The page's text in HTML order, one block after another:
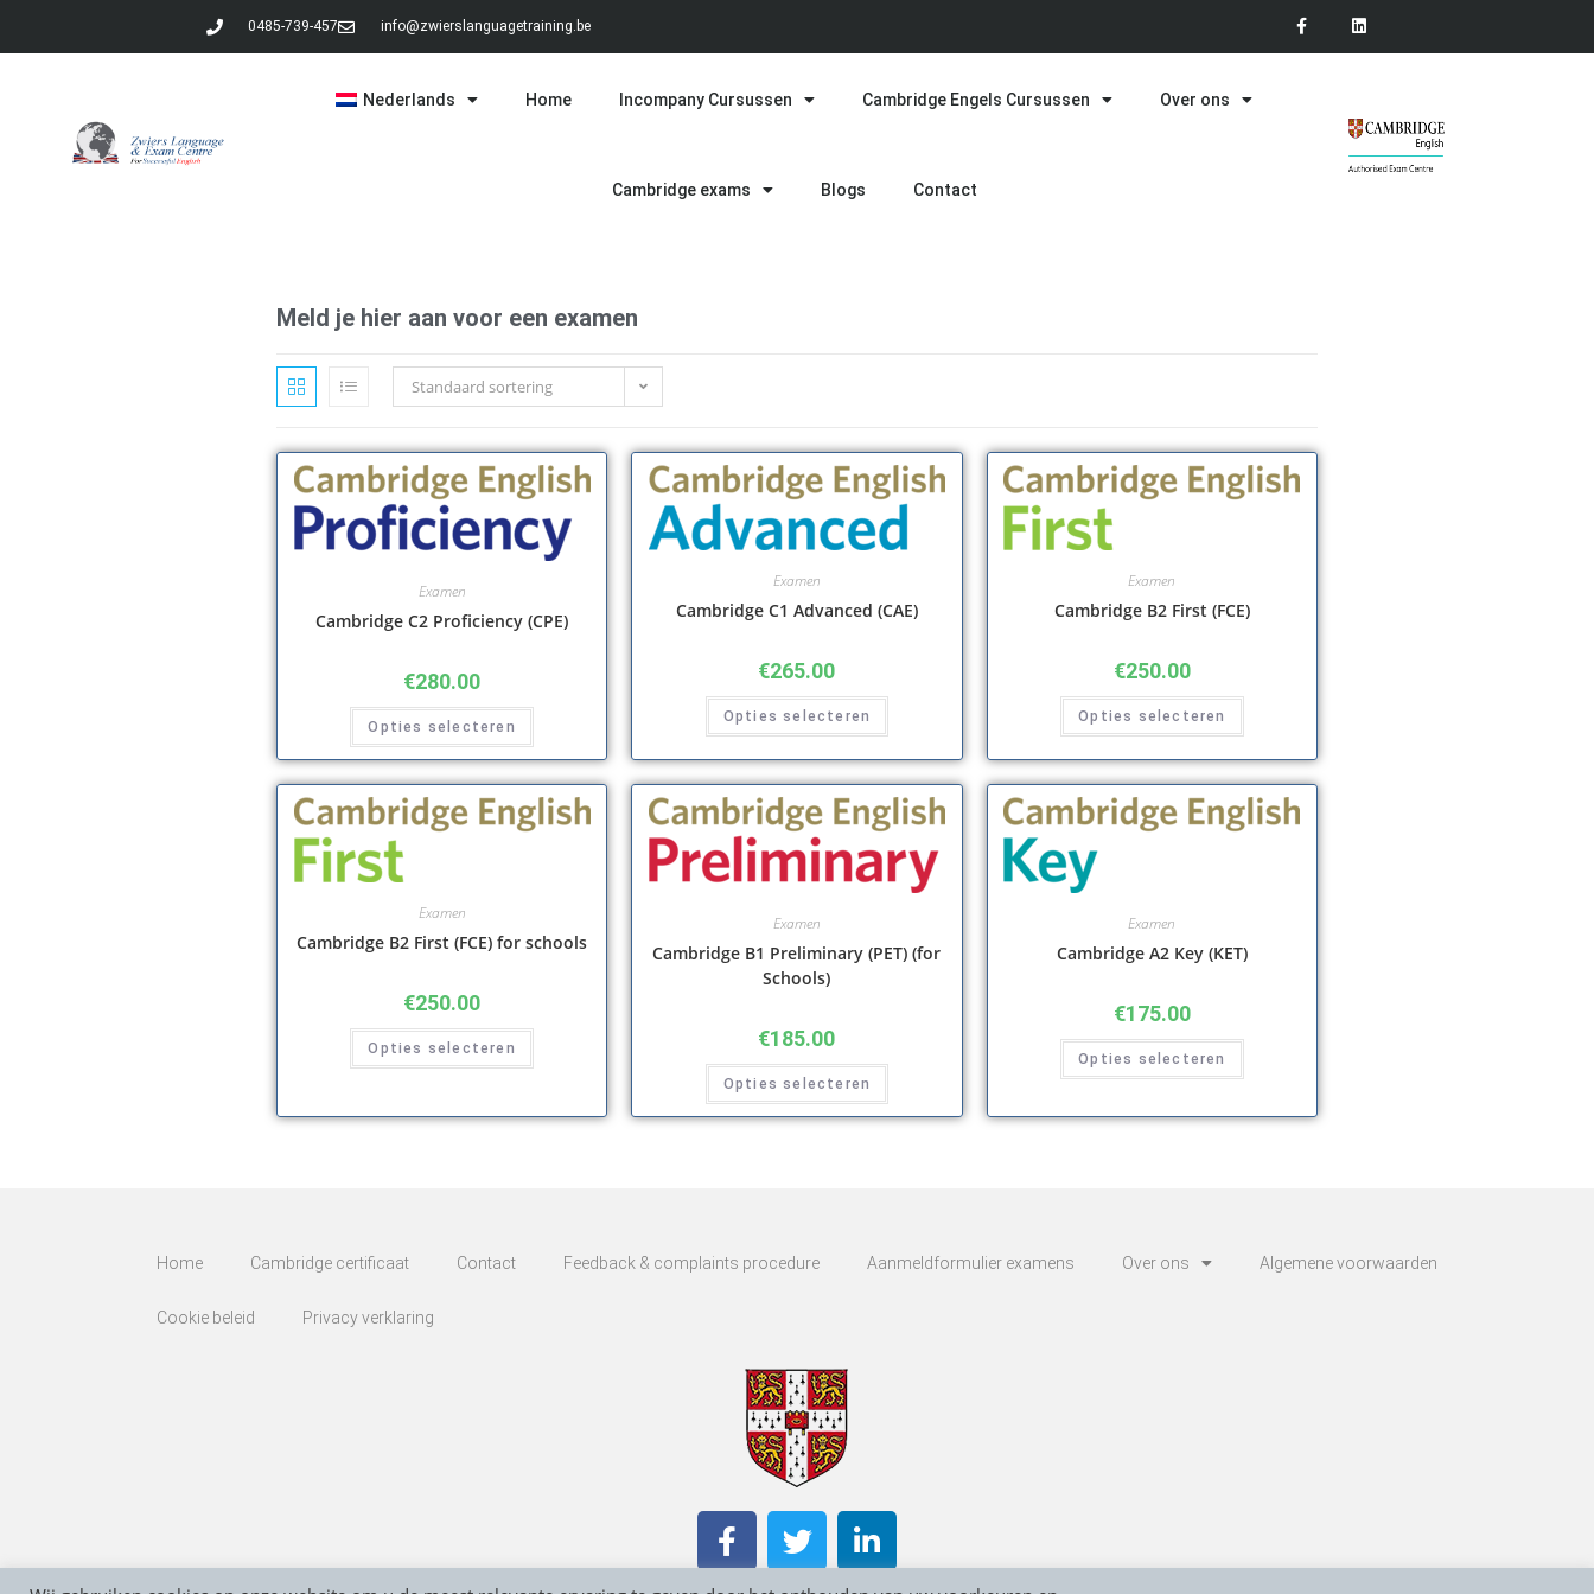
0485-739-457 info@zwierslanguagetraining.be
Nederlands Home Incompany Cursussen Cambridge Engels Cursussen Over ons
Cambridge exams Blogs Contact
Meld je hier aan voor een examen
Standaard sortering
Examen
Cambridge C2 Proficiency (CPE)
€280.00
Opties selecteren
Examen
Cambridge C1 Advanced (CAE)
€265.00
Opties selecteren
Examen
Cambridge B2 First (FCE)
€250.00
Opties selecteren
Examen
Cambridge B2 First (FCE) for schools
€250.00
Opties selecteren
Examen
Cambridge B1 Preliminary (PET) (for
Schools)
€185.00
Opties selecteren
Examen
Cambridge A2 Key (KET)
€175.00
Opties selecteren
Home Cambridge certificaat Contact Feedback & complaints procedure Aanmeldformulier examens Over ons Algemene voorwaarden
Cookie beleid Privacy verklaring